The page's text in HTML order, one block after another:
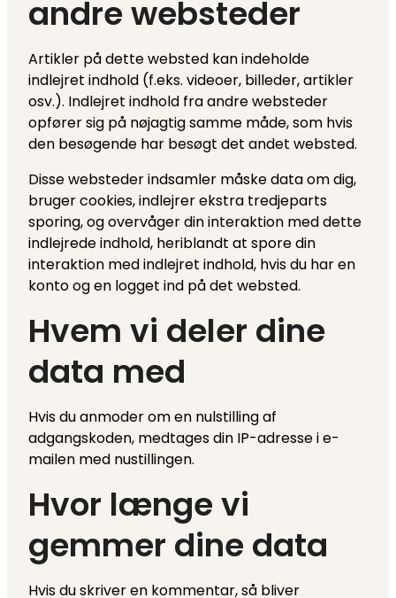
andre websteder
Artikler på dette websted kan indeholde
indlejret indhold (f.eks. videoer, billeder, artikler
osv.). Indlejret indhold fra andre websteder
opfører sig på nøjagtig samme måde, som hvis
den besøgende har besøgt det andet websted.
Disse websteder indsamler måske data om dig,
bruger cookies, indlejrer ekstra tredjeparts
sporing, og overvåger din interaktion med dette
indlejrede indhold, heriblandt at spore din
interaktion med indlejret indhold, hvis du har en
konto og en logget ind på det websted.
Hvem vi deler dine
data med
Hvis du anmoder om en nulstilling af
adgangskoden, medtages din IP-adresse i e-
mailen med nustillingen.
Hvor længe vi
gemmer dine data
Hvis du skriver en kommentar, så bliver